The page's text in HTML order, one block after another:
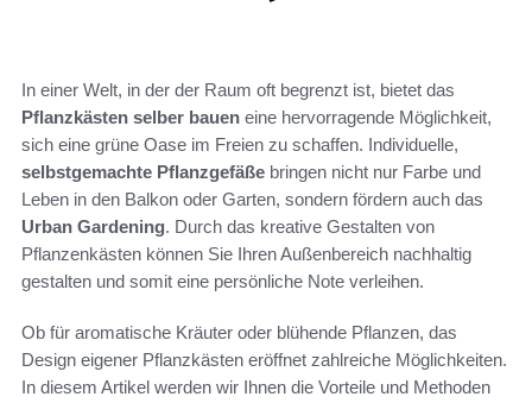
In einer Welt, in der der Raum oft begrenzt ist, bietet das
Pflanzkästen selber bauen eine hervorragende Möglichkeit,
sich eine grüne Oase im Freien zu schaffen. Individuelle,
selbstgemachte Pflanzgefäße bringen nicht nur Farbe und
Leben in den Balkon oder Garten, sondern fördern auch das
Urban Gardening. Durch das kreative Gestalten von
Pflanzenkästen können Sie Ihren Außenbereich nachhaltig
gestalten und somit eine persönliche Note verleihen.
Ob für aromatische Kräuter oder blühende Pflanzen, das
Design eigener Pflanzkästen eröffnet zahlreiche Möglichkeiten.
In diesem Artikel werden wir Ihnen die Vorteile und Methoden